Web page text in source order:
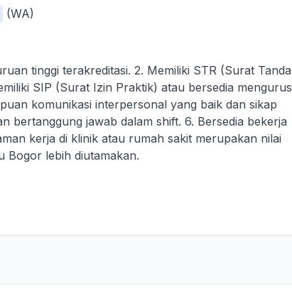
(WA)
tinggi terakreditasi. 2. Memiliki STR (Surat Tanda
SIP (Surat Izin Praktik) atau bersedia mengurus
komunikasi interpersonal yang baik dan sikap
bertanggung jawab dalam shift. 6. Bersedia bekerja
kerja di klinik atau rumah sakit merupakan nilai
Bogor lebih diutamakan.